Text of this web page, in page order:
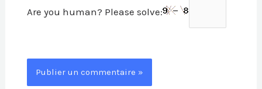
Are you human? Please solve: